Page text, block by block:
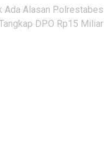
Ada Alasan Polrestabes
DPO Rp15 Miliar